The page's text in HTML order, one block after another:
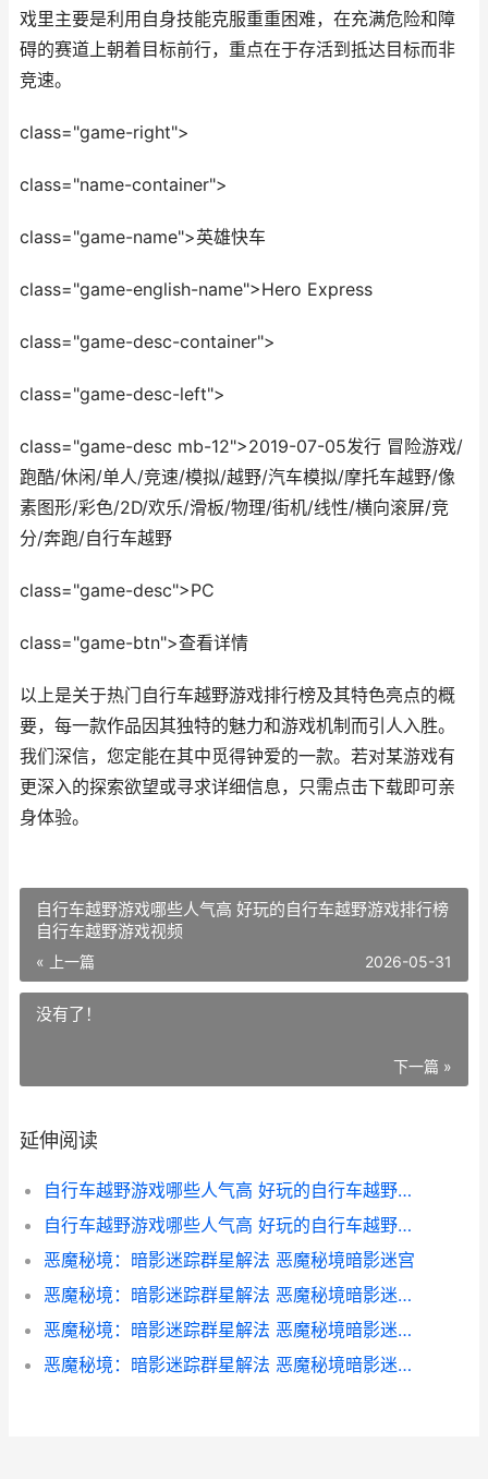
戏里主要是利用自身技能克服重重困难，在充满危险和障
碍的赛道上朝着目标前行，重点在于存活到抵达目标而非
竞速。
class="game-right">
class="name-container">
class="game-name">英雄快车
class="game-english-name">Hero Express
class="game-desc-container">
class="game-desc-left">
class="game-desc mb-12">2019-07-05发行 冒险游戏/
跑酷/休闲/单人/竞速/模拟/越野/汽车模拟/摩托车越野/像
素图形/彩色/2D/欢乐/滑板/物理/街机/线性/横向滚屏/竞
分/奔跑/自行车越野
class="game-desc">PC
class="game-btn">查看详情
以上是关于热门自行车越野游戏排行榜及其特色亮点的概
要，每一款作品因其独特的魅力和游戏机制而引人入胜。
我们深信，您定能在其中觅得钟爱的一款。若对某游戏有
更深入的探索欲望或寻求详细信息，只需点击下载即可亲
身体验。
自行车越野游戏哪些人气高 好玩的自行车越野游戏排行榜
自行车越野游戏视频
« 上一篇 2026-05-31
没有了！
下一篇 »
延伸阅读
自行车越野游戏哪些人气高 好玩的自行车越野游戏排行榜 自行车越野游戏大全
自行车越野游戏哪些人气高 好玩的自行车越野游戏排行榜 自行车越野游戏视频
恶魔秘境：暗影迷踪群星解法 恶魔秘境暗影迷宫
恶魔秘境：暗影迷踪群星解法 恶魔秘境暗影迷阵怎么过
恶魔秘境：暗影迷踪群星解法 恶魔秘境暗影迷阵第一关
恶魔秘境：暗影迷踪群星解法 恶魔秘境暗影迷阵第三关破镜